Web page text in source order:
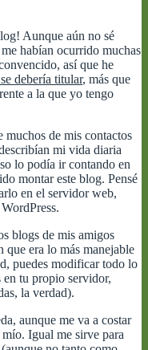
Aunque aún no sé
habían ocurrido muchas
así que he
debería titular, más que
a la que yo tengo
de mis contactos
mi vida diaria
lo podía ir contando en
montar este blog. Pensé
en el servidor web,
blogs de mis amigos
que era lo más manejable
puedes modificar todo lo
en tu propio servidor,
la verdad).
aunque me va a costar
Igual me sirve para